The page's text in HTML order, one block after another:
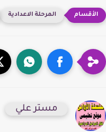
المرحلة الاعدادية
مستر علي